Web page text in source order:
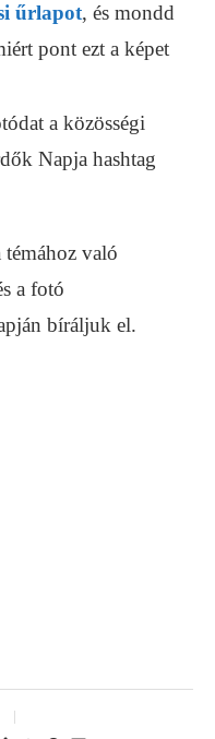
űrlapot, és mondd
pont ezt a képet
a közösségi
Napja hashtag
témához való
a fotó
bíráljuk el.